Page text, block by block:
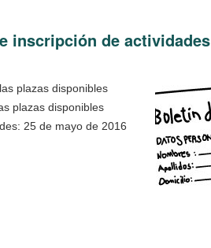
inscripción de actividades
plazas disponibles
plazas disponibles
25 de mayo de 2016